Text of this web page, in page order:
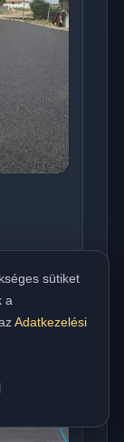
sütiket
a
Adatkezelési